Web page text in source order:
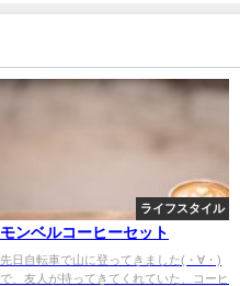
ライフスタイル
モンベルコーヒーセット
先日自転車で山に登ってきました(・∀・)
で、友人が持ってきてくれていた、コーヒ